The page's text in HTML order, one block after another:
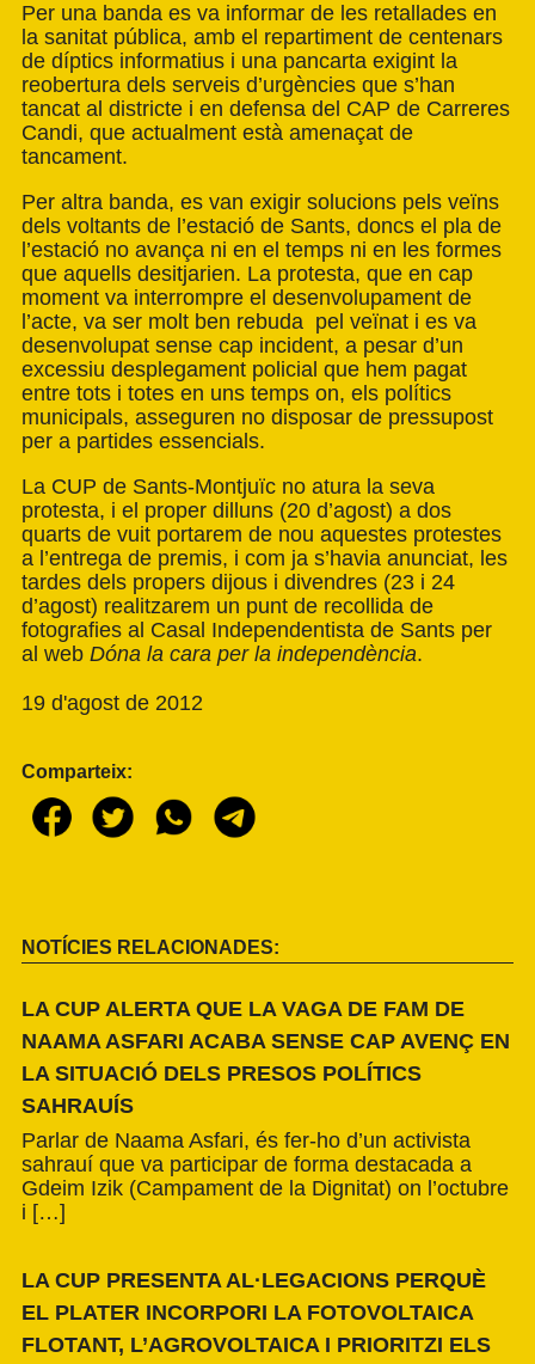
Per una banda es va informar de les retallades en
la sanitat pública, amb el repartiment de centenars
de díptics informatius i una pancarta exigint la
reobertura dels serveis d’urgències que s’han
tancat al districte i en defensa del CAP de Carreres
Candi, que actualment està amenaçat de
tancament.
Per altra banda, es van exigir solucions pels veïns
dels voltants de l’estació de Sants, doncs el pla de
l’estació no avança ni en el temps ni en les formes
que aquells desitjarien. La protesta, que en cap
moment va interrompre el desenvolupament de
l’acte, va ser molt ben rebuda pel veïnat i es va
desenvolupat sense cap incident, a pesar d’un
excessiu desplegament policial que hem pagat
entre tots i totes en uns temps on, els polítics
municipals, asseguren no disposar de pressupost
per a partides essencials.
La CUP de Sants-Montjuïc no atura la seva
protesta, i el proper dilluns (20 d’agost) a dos
quarts de vuit portarem de nou aquestes protestes
a l’entrega de premis, i com ja s’havia anunciat, les
tardes dels propers dijous i divendres (23 i 24
d’agost) realitzarem un punt de recollida de
fotografies al Casal Independentista de Sants per
al web Dóna la cara per la independència.
19 d'agost de 2012
Comparteix:
NOTÍCIES RELACIONADES:
LA CUP ALERTA QUE LA VAGA DE FAM DE
NAAMA ASFARI ACABA SENSE CAP AVENÇ EN
LA SITUACIÓ DELS PRESOS POLÍTICS
SAHRAUÍS
Parlar de Naama Asfari, és fer-ho d’un activista
sahrauí que va participar de forma destacada a
Gdeim Izik (Campament de la Dignitat) on l’octubre
i […]
LA CUP PRESENTA AL·LEGACIONS PERQUÈ
EL PLATER INCORPORI LA FOTOVOLTAICA
FLOTANT, L’AGROVOLTAICA I PRIORITZI ELS